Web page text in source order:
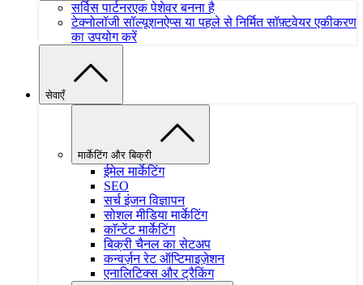
सर्विस पार्टनरएक पेशेवर बनना है
टेक्नोलॉजी सॉल्यूशनऐप्स या पहले से निर्मित सॉफ़्टवेयर एकीकरण
का उपयोग करें
सेवाएँ
मार्केटिंग और बिक्री
ईमेल मार्केटिंग
SEO
सर्च इंजन विज्ञापन
सोशल मीडिया मार्केटिंग
काॅन्टेंट मार्केटिंग
बिक्री चैनल का सेटअप
कन्वर्ज़न रेट ऑप्टिमाइज़ेशन
एनालिटिक्स और ट्रैकिंग